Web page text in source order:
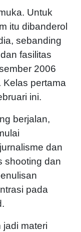
Untuk
itu dibanderol
sebanding
fasilitas
2006
Kelas pertama
ini.
berjalan,
dan
shooting dan
pada
materi